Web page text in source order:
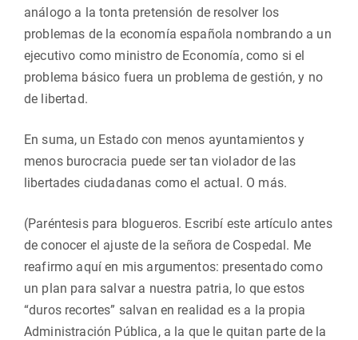
análogo a la tonta pretensión de resolver los
problemas de la economía española nombrando a un
ejecutivo como ministro de Economía, como si el
problema básico fuera un problema de gestión, y no
de libertad.
En suma, un Estado con menos ayuntamientos y
menos burocracia puede ser tan violador de las
libertades ciudadanas como el actual. O más.
(Paréntesis para blogueros. Escribí este artículo antes
de conocer el ajuste de la señora de Cospedal. Me
reafirmo aquí en mis argumentos: presentado como
un plan para salvar a nuestra patria, lo que estos
“duros recortes” salvan en realidad es a la propia
Administración Pública, a la que le quitan parte de la